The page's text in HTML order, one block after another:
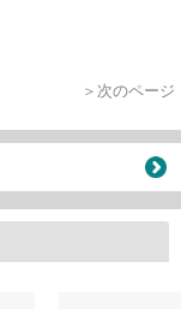
＞次のページ